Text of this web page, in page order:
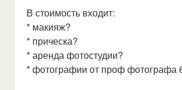
В стоимость входит:
* макияж?
* прическа?
* аренда фотостудии?
* фотографии от проф фотографа